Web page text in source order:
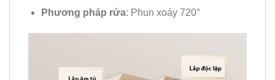
Phương pháp rửa: Phun xoáy 720°